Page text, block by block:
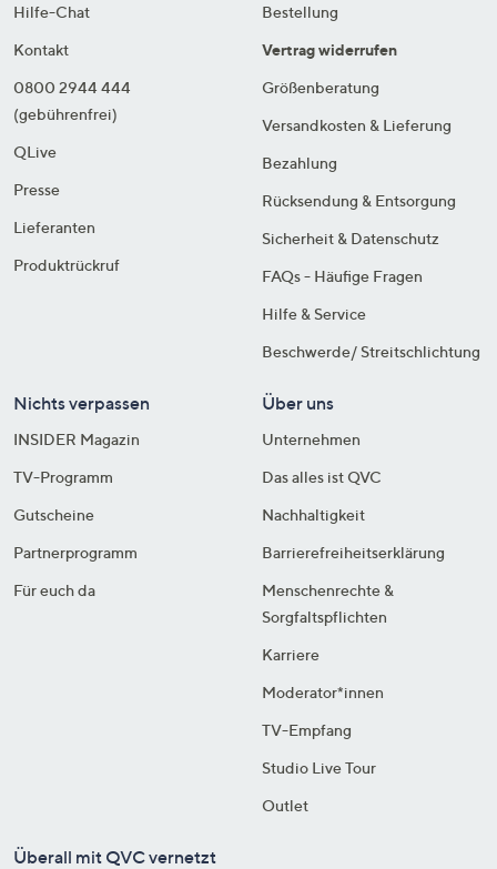
Hilfe-Chat
Kontakt
0800 2944 444
(gebührenfrei)
QLive
Presse
Lieferanten
Produktrückruf
Bestellung
Vertrag widerrufen
Größenberatung
Versandkosten & Lieferung
Bezahlung
Rücksendung & Entsorgung
Sicherheit & Datenschutz
FAQs - Häufige Fragen
Hilfe & Service
Beschwerde/ Streitschlichtung
Nichts verpassen
INSIDER Magazin
TV-Programm
Gutscheine
Partnerprogramm
Für euch da
Über uns
Unternehmen
Das alles ist QVC
Nachhaltigkeit
Barrierefreiheitserklärung
Menschenrechte &
Sorgfaltspflichten
Karriere
Moderator*innen
TV-Empfang
Studio Live Tour
Outlet
Überall mit QVC vernetzt